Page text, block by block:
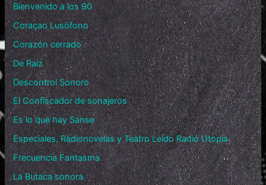
Bienvenido a los 90
Coraçao Lusófono
Corazón cerrado
De Raíz
Descontrol Sonoro
El Confiscador de sonajeros
Es lo que hay Sanse
Especiales, Radionovelas y Teatro Leído Radio Utopía
Frecuencia Fantasma
La Butaca sonora